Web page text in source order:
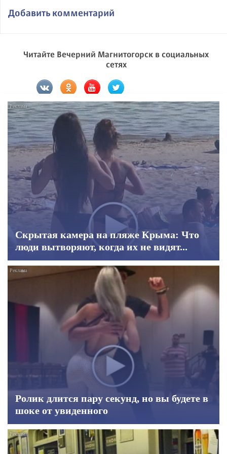
Добавить комментарий
Читайте Вечерний Магнитогорск в социальных
сетях
Скрытая камера на пляже Крыма: Что
люди вытворяют, когда их не видят...
Ролик длится пару секунд, но вы будете в
шоке от увиденного